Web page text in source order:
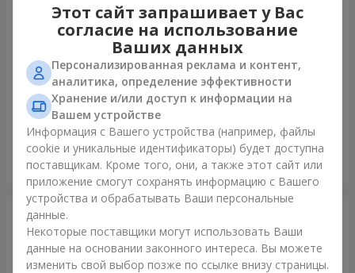
Букет "Лесная Нимфа"
Боярка
Этот сайт запрашивает у Вас
согласие на использование
Ваших данных
Персонализированная реклама и контент,
аналитика, определение эффективности
Хранение и/или доступ к информации на
Вашем устройстве
Информация с Вашего устройства (например, файлы
cookie и уникальные идентификаторы) будет доступна
поставщикам. Кроме того, они, а также этот сайт или
приложение смогут сохранять информацию с Вашего
устройства и обрабатывать Ваши персональные
данные.
Некоторые поставщики могут использовать Ваши
данные на основании законного интереса. Вы можете
изменить свой выбор позже по ссылке внизу страницы.